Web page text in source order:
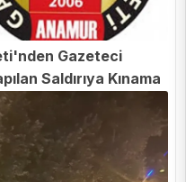
Gazeteci
Saldırıya Kınama